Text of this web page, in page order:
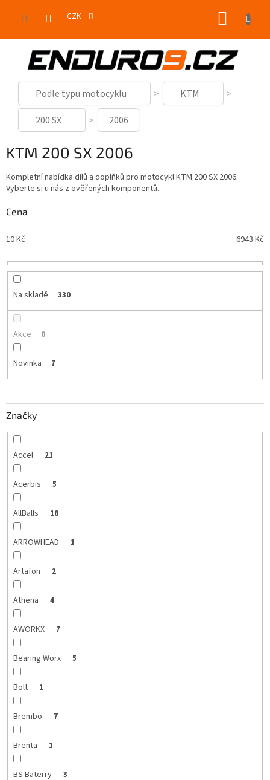
CZK
Podle typu motocyklu
KTM
200 SX
2006
KTM 200 SX 2006
Kompletní nabídka dílů a doplňků pro motocykl KTM 200 SX 2006.
Vyberte si u nás z ověřených komponentů.
Cena
10Kč 6943 Kč
Na skladě 330
Akce 0
Novinka 7
Značky
Accel 21
Acerbis 5
AllBalls 18
ARROWHEAD 1
Artafon 2
Athena 4
AWORKX 7
Bearing Worx 5
Bolt 1
Brembo 7
Brenta 1
BS Baterry 3